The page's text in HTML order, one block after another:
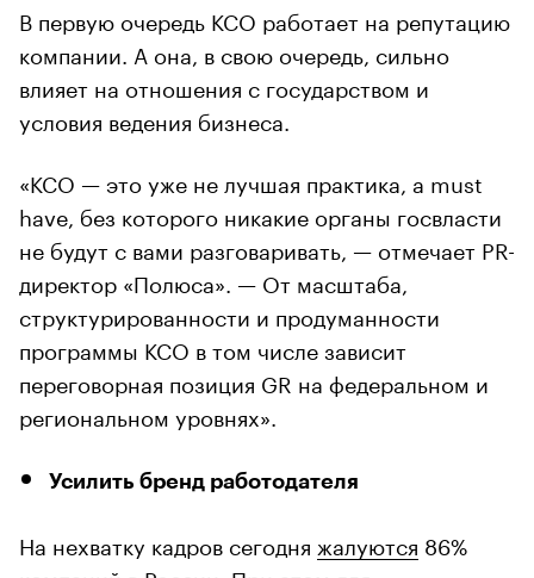
В первую очередь КСО работает на репутацию
компании. А она, в свою очередь, сильно
влияет на отношения с государством и
условия ведения бизнеса.
«КСО — это уже не лучшая практика, а must
have, без которого никакие органы госвласти
не будут с вами разговаривать, — отмечает PR-
директор «Полюса». — От масштаба,
структурированности и продуманности
программы КСО в том числе зависит
переговорная позиция GR на федеральном и
региональном уровнях».
Усилить бренд работодателя
На нехватку кадров сегодня жалуются 86%